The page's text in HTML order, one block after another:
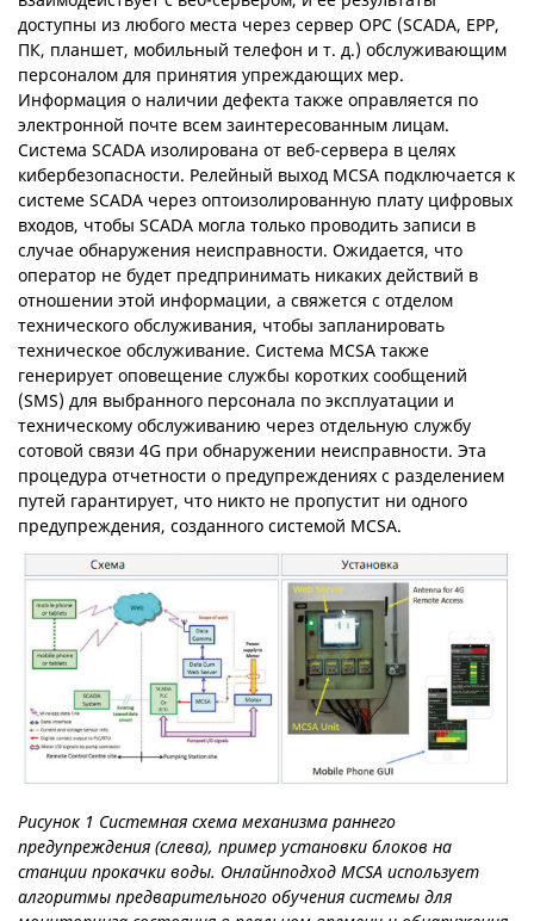
доступны из любого места через сервер OPC (SCADA, EPP,
ПК, планшет, мобильный телефон и т. д.) обслуживающим
персоналом для принятия упреждающих мер.
Информация о наличии дефекта также оправляется по
электронной почте всем заинтересованным лицам.
Система SCADA изолирована от веб-сервера в целях
кибербезопасности. Релейный выход MCSA подключается к
системе SCADA через оптоизолированную плату цифровых
входов, чтобы SCADA могла только проводить записи в
случае обнаружения неисправности. Ожидается, что
оператор не будет предпринимать никаких действий в
отношении этой информации, а свяжется с отделом
технического обслуживания, чтобы запланировать
техническое обслуживание. Система MCSA также
генерирует оповещение службы коротких сообщений
(SMS) для выбранного персонала по эксплуатации и
техническому обслуживанию через отдельную службу
сотовой связи 4G при обнаружении неисправности. Эта
процедура отчетности о предупреждениях с разделением
путей гарантирует, что никто не пропустит ни одного
предупреждения, созданного системой MCSA.
Рисунок 1 Системная схема механизма раннего
предупреждения (слева), пример установки блоков на
станции прокачки воды. Онлайнподход MCSA использует
алгоритмы предварительного обучения системы для